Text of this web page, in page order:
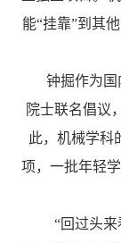
能“挂靠”到其
钟掘作为国
院士联名倡议
此，机械学科
项，一批年轻
“回过头